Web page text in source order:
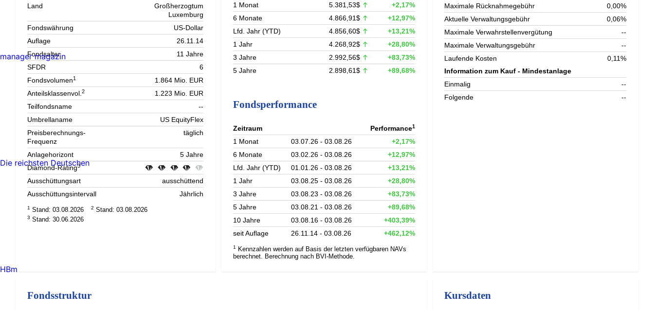
Land
Großherzogtum
Luxemburg
Fondswährung
US-Dollar
Auflage
26.11.14
Fondsalter
11 Jahre
SFDR
6
Fondsvolumen1
1.864 Mio. EUR
Anteilsklassenvol.2
1.223 Mio. EUR
Teilfondsname
--
Umbrellaname
US EquityFlex
Preisberechnungs-
Frequenz
täglich
Anlagehorizont
5 Jahre
Diamond-Rating3
Ausschüttungsart
ausschüttend
Ausschüttungsintervall
Jährlich
1 Stand: 03.08.2026 2 Stand: 03.08.2026
3 Stand: 30.06.2026
1 Monat
5.381,53$
+2,17%
6 Monate
4.866,91$
+12,97%
Lfd. Jahr (YTD)
4.856,60$
+13,21%
1 Jahr
4.268,92$
+28,80%
3 Jahre
2.992,56$
+83,73%
5 Jahre
2.898,61$ +89,68%
Fondsperformance
Zeitraum Performance1
1 Monat 03.07.26 - 03.08.26
+2,17%
6 Monate
03.02.26 - 03.08.26
+12,97%
Lfd. Jahr (YTD)
01.01.26 - 03.08.26
+13,21%
1 Jahr
03.08.25 - 03.08.26
+28,80%
3 Jahre
03.08.23 - 03.08.26
+83,73%
5 Jahre
03.08.21 - 03.08.26
+89,68%
10 Jahre
03.08.16 - 03.08.26
+403,39%
seit Auflage
26.11.14 - 03.08.26 +462,12%
1
Kennzahlen werden auf Basis der letzten verfügbaren NAVs
berechnet. Berechnung nach BVI-Methode.
Maximale Rücknahmegebühr
0,00%
Aktuelle Verwaltungsgebühr
0,06%
Maximale Verwahrstellenvergütung
--
Maximale Verwaltungsgebühr
--
Laufende Kosten
0,11%
Information zum Kauf - Mindestanlage
Einmalig
--
Folgende
--
Fondsstruktur Kursdaten
manager magazin
Die reichsten Deutschen
HBm